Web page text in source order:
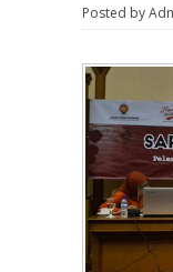
Posted by